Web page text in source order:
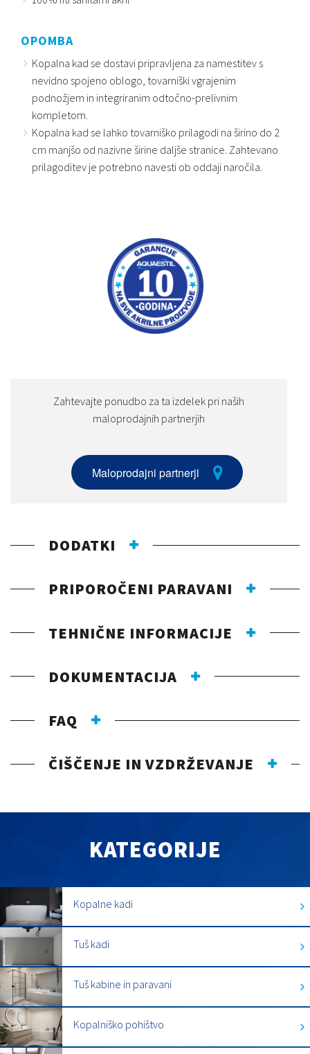
OPOMBA
Kopalna kad se dostavi pripravljena za namestitev s
nevidno spojeno oblogo, tovarniški vgrajenim
podnožjem in integriranim odtočno-prelivnim
kompletom.
Kopalna kad se lahko tovarniško prilagodi na širino do 2
cm manjšo od nazivne širine daljše stranice. Zahtevano
prilagoditev je potrebno navesti ob oddaji naročila.
Zahtevajte ponudbo za ta izdelek pri naših
maloprodajnih partnerjih
Maloprodajni partnerji
DODATKI
PRIPOROČENI PARAVANI
TEHNIČNE INFORMACIJE
DOKUMENTACIJA
FAQ
ČIŠČENJE IN VZDRŽEVANJE
KATEGORIJE
Kopalne kadi
Tuš kadi
Tuš kabine in paravani
Kopalniško pohištvo